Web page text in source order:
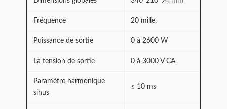
Fréquence 20 mille.
Puissance de sortie 0 à 2600 W
La tension de sortie 0 à 3000 V CA
Paramètre harmonique
sinus
≤ 10 ms